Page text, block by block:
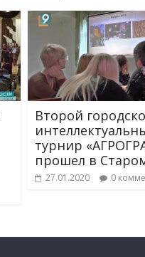
Второй
турнир
прошел в
27.01.2020 0